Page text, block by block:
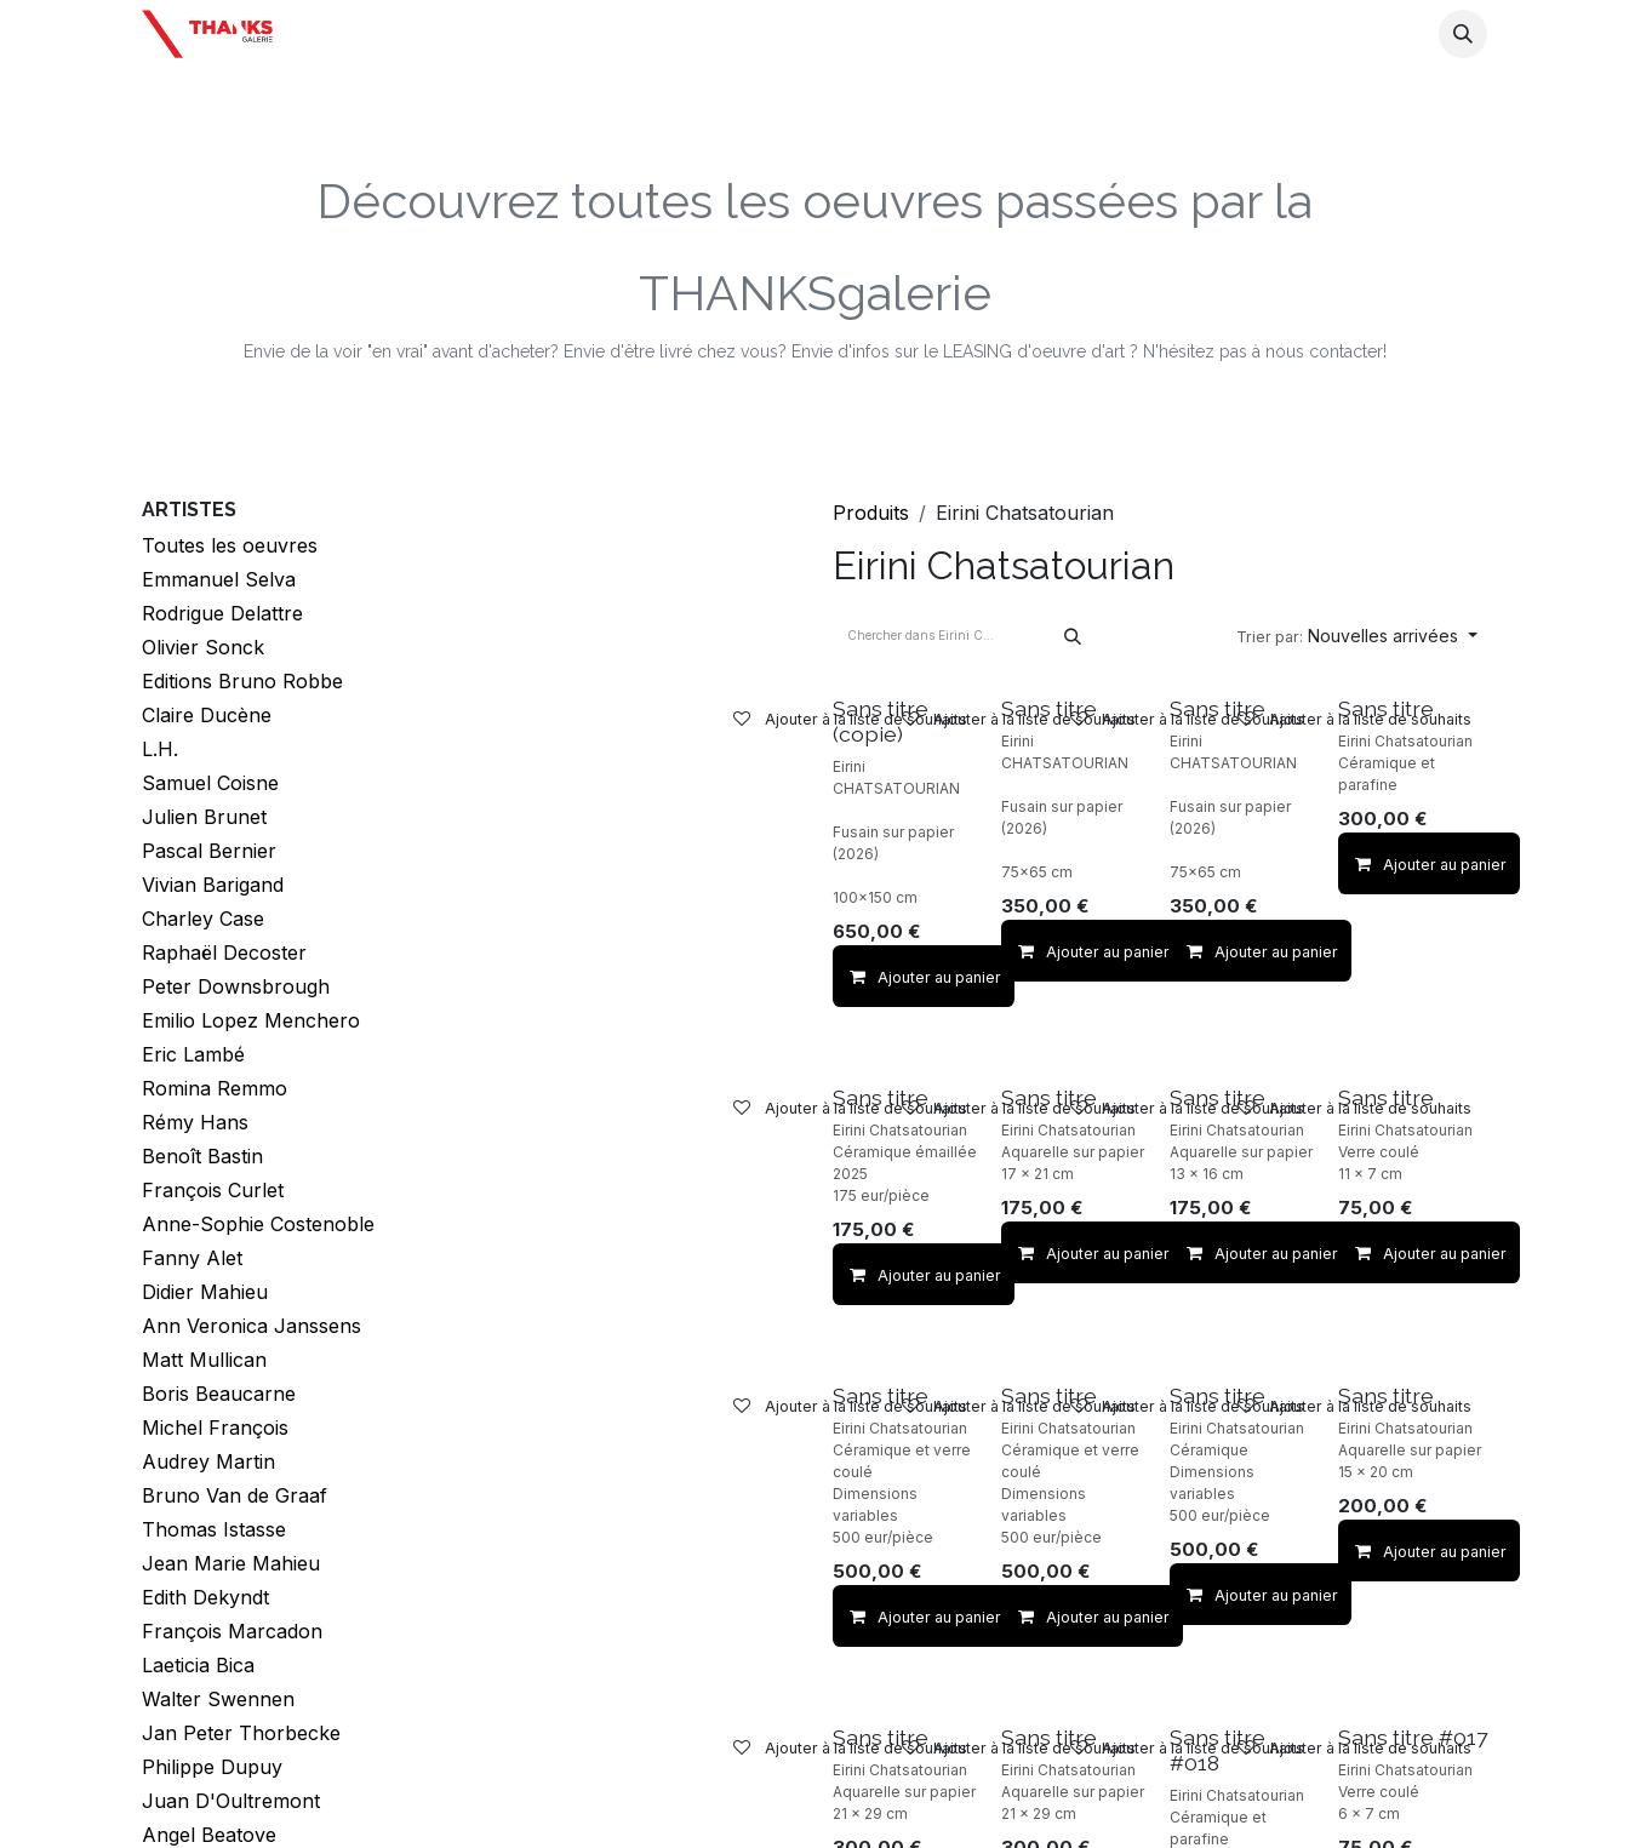
Se rendre au contenu
Découvrez toutes les oeuvres passées par la
THANKSgalerie
Envie de la voir "en vrai" avant d'acheter? Envie d'être livré chez vous? Envie d'infos sur le LEASING d'oeuvre d'art ? N'hésitez pas à nous contacter!
ARTISTES
Toutes les oeuvres
Emmanuel Selva
Rodrigue Delattre
Olivier Sonck
Editions Bruno Robbe
Claire Ducène
L.H.
Samuel Coisne
Julien Brunet
Pascal Bernier
Vivian Barigand
Charley Case
Raphaël Decoster
Peter Downsbrough
Emilio Lopez Menchero
Eric Lambé
Romina Remmo
Rémy Hans
Benoît Bastin
François Curlet
Anne-Sophie Costenoble
Fanny Alet
Didier Mahieu
Ann Veronica Janssens
Matt Mullican
Boris Beaucarne
Michel François
Audrey Martin
Bruno Van de Graaf
Thomas Istasse
Jean Marie Mahieu
Edith Dekyndt
François Marcadon
Laeticia Bica
Walter Swennen
Jan Peter Thorbecke
Philippe Dupuy
Juan D'Oultremont
Angel Beatove
Produits Eirini Chatsatourian
Eirini Chatsatourian
Trier par: Nouvelles arrivées
Sans titre
(copie)
Eirini
CHATSATOURIAN
Fusain sur papier
(2026)
100x150 cm
650,00 €
Ajouter au panier
Ajouter à la liste de souhaits Sans titre
Eirini
CHATSATOURIAN
Fusain sur papier
(2026)
75x65 cm
350,00 €
Ajouter au panier
Ajouter à la liste de souhaits Sans titre
Eirini
CHATSATOURIAN
Fusain sur papier
(2026)
75x65 cm
350,00 €
Ajouter au panier
Ajouter à la liste de souhaits Sans titre
Eirini Chatsatourian
Céramique et
parafine
300,00 €
Ajouter au panier
Ajouter à la liste de souhaits
Sans titre
Eirini Chatsatourian
Céramique émaillée
2025
175 eur/pièce
175,00 €
Ajouter au panier
Ajouter à la liste de souhaits Sans titre
Eirini Chatsatourian
Aquarelle sur papier
17 x 21 cm
175,00 €
Ajouter au panier
Ajouter à la liste de souhaits Sans titre
Eirini Chatsatourian
Aquarelle sur papier
13 x 16 cm
175,00 €
Ajouter au panier
Ajouter à la liste de souhaits Sans titre
Eirini Chatsatourian
Verre coulé
11 x 7 cm
75,00 €
Ajouter au panier
Ajouter à la liste de souhaits
Sans titre
Eirini Chatsatourian
Céramique et verre
coulé
Dimensions
variables
500 eur/pièce
500,00 €
Ajouter au panier
Ajouter à la liste de souhaits Sans titre
Eirini Chatsatourian
Céramique et verre
coulé
Dimensions
variables
500 eur/pièce
500,00 €
Ajouter au panier
Ajouter à la liste de souhaits Sans titre
Eirini Chatsatourian
Céramique
Dimensions
variables
500 eur/pièce
500,00 €
Ajouter au panier
Ajouter à la liste de souhaits Sans titre
Eirini Chatsatourian
Aquarelle sur papier
15 x 20 cm
200,00 €
Ajouter au panier
Ajouter à la liste de souhaits
Sans titre
Eirini Chatsatourian
Aquarelle sur papier
21 x 29 cm
Ajouter à la liste de souhaits Sans titre
Eirini Chatsatourian
Aquarelle sur papier
21 x 29 cm
Ajouter à la liste de souhaits
Sans titre
#018
Eirini Chatsatourian
Céramique et
parafine
Ajouter à la liste de souhaits Sans titre #017
Eirini Chatsatourian
Verre coulé
6 x 7 cm
Ajouter à la liste de souhaits